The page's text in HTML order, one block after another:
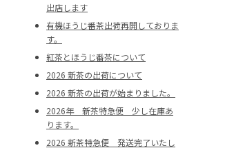
出店します
有機ほうじ番茶出荷再開しておりま
す。
紅茶とほうじ番茶について
2026 新茶の出荷について
2026 新茶の出荷が始まりました。
2026年 新茶特急便 少し在庫あ
ります。
2026 新茶特急便 発送完了いたし